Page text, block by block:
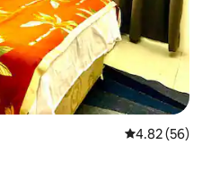
औसत रेटिंग 5 में
4.82 (56)